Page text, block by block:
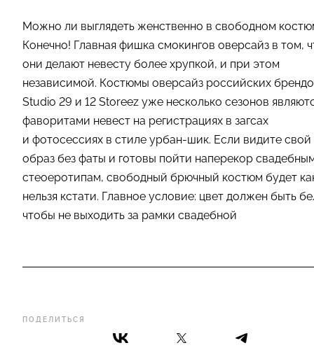
ПОДЕЛИТЬСЯ
Можно ли выглядеть женственно в свободном
Конечно! Главная фишка смокингов оверсайз в том,
они делают невесту более хрупкой, и при этом
независимой. Костюмы оверсайз российских
Studio 29 и 12 Storeez уже несколько сезонов
фаворитами невест на регистрациях в загсах
и фотосессиях в стиле урбан-шик. Если видите свой
образ без фаты и готовы пойти наперекор
стеоеротипам, свободный брючный костюм будет
нельзя кстати. Главное условие: цвет должен быть
чтобы не выходить за рамки свадебной